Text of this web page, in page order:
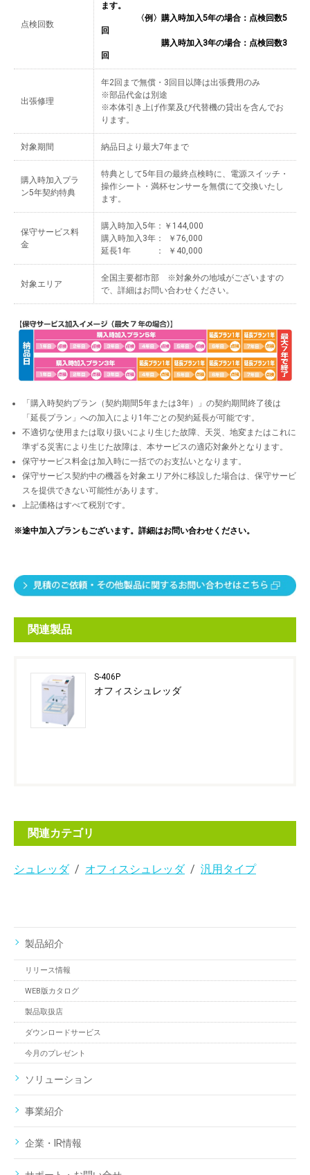
点検回数
ます。
〈例〉購入時加入5年の場合：点検回数5
回
購入時加入3年の場合：点検回数3
回
出張修理
年2回まで無償・3回目以降は出張費用のみ
※部品代金は別途
※本体引き上げ作業及び代替機の貸出を含んでお
ります。
対象期間 納品日より最大7年まで
購入時加入プラ
ン5年契約特典
特典として5年目の最終点検時に、電源スイッチ・
操作シート・満杯センサーを無償にて交換いたし
ます。
保守サービス料
金
購入時加入5年：￥144,000
購入時加入3年： ￥76,000
延長1年 ： ￥40,000
対象エリア
全国主要都市部 ※対象外の地域がございますの
で、詳細はお問い合わせください。
「購入時契約プラン（契約期間5年または3年）」の契約期間終了後は
「延長プラン」への加入により1年ごとの契約延長が可能です。
不適切な使用または取り扱いにより生じた故障、天災、地変またはこれに
準ずる災害により生じた故障は、本サービスの適応対象外となります。
保守サービス料金は加入時に一括でのお支払いとなります。
保守サービス契約中の機器を対象エリア外に移設した場合は、保守サービ
スを提供できない可能性があります。
上記価格はすべて税別です。
※途中加入プランもございます。詳細はお問い合わせください。
関連製品
S-406P
オフィスシュレッダ
関連カテゴリ
シュレッダ オフィスシュレッダ 汎用タイプ
製品紹介
リリース情報
WEB版カタログ
製品取扱店
ダウンロードサービス
今月のプレゼント
ソリューション
事業紹介
企業・IR情報